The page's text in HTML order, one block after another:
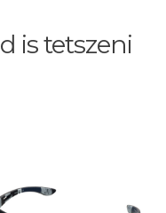
is tetszeni